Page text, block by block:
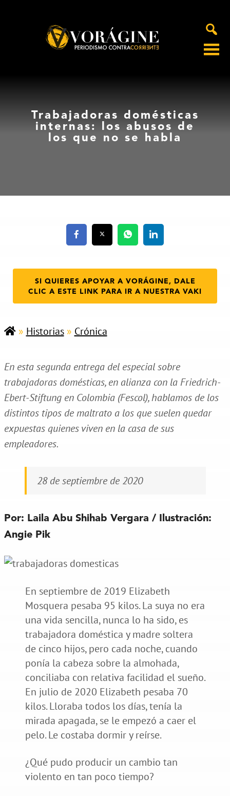
Trabajadoras domésticas
internas: los abusos de
los que no se habla
SI QUIERES APOYAR A VORÁGINE, DALE
CLIC A ESTE LINK PARA IR A NUESTRA VAKI
» Historias» Crónica
En esta segunda entrega del especial sobre
trabajadoras domésticas, en alianza con la Friedrich-
Ebert-Stiftung en Colombia (Fescol), hablamos de los
distintos tipos de maltrato a los que suelen quedar
expuestas quienes viven en la casa de sus
empleadores.
28 de septiembre de 2020
Por: Laila Abu Shihab Vergara / Ilustración:
Angie Pik
En septiembre de 2019 Elizabeth
Mosquera pesaba 95 kilos. La suya no era
una vida sencilla, nunca lo ha sido, es
trabajadora doméstica y madre soltera
de cinco hijos, pero cada noche, cuando
ponía la cabeza sobre la almohada,
conciliaba con relativa facilidad el sueño.
En julio de 2020 Elizabeth pesaba 70
kilos. Lloraba todos los días, tenía la
mirada apagada, se le empezó a caer el
pelo. Le costaba dormir y reírse.
¿Qué pudo producir un cambio tan
violento en tan poco tiempo?